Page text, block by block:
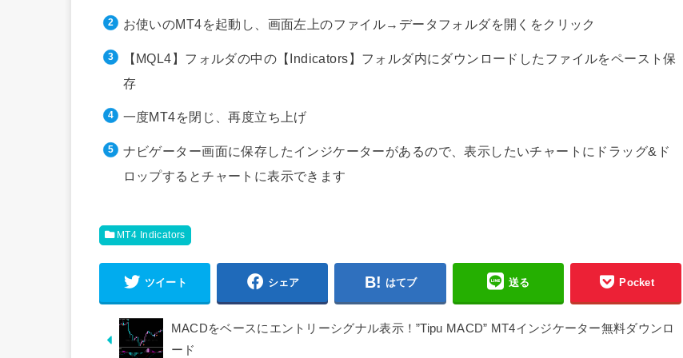
お使いのMT4を起動し、画面左上のファイル→データフォルダを開くをクリック
【MQL4】フォルダの中の【Indicators】フォルダ内にダウンロードしたファイルをペースト保
存
一度MT4を閉じ、再度立ち上げ
ナビゲーター画面に保存したインジケーターがあるので、表示したいチャートにドラッグ&ド
ロップするとチャートに表示できます
MT4 Indicators
ツイート シェア はてブ 送る Pocket
MACDをベースにエントリーシグナル表示！”Tipu MACD” MT4インジケーター無料ダウンロ
ード